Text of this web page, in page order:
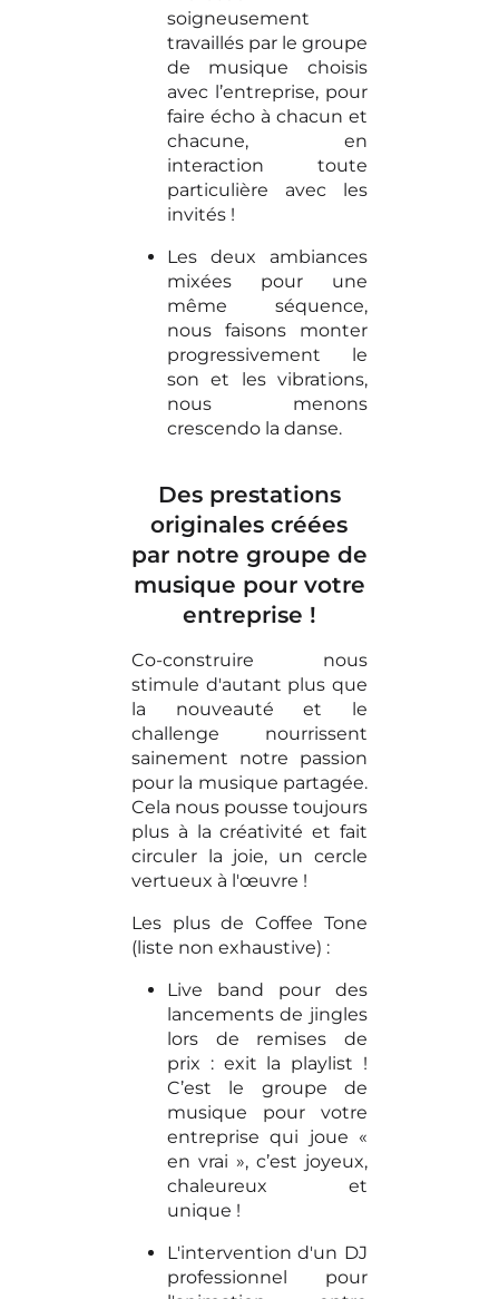
soigneusement
travaillés par le groupe
de musique choisis
avec l’entreprise, pour
faire écho à chacun et
chacune, en
interaction toute
particulière avec les
invités !
Les deux ambiances
mixées pour une
même séquence,
nous faisons monter
progressivement le
son et les vibrations,
nous menons
crescendo la danse.
Des prestations
originales créées
par notre groupe de
musique pour votre
entreprise !
Co-construire nous
stimule d'autant plus que
la nouveauté et le
challenge nourrissent
sainement notre passion
pour la musique partagée.
Cela nous pousse toujours
plus à la créativité et fait
circuler la joie, un cercle
vertueux à l'œuvre !
Les plus de Coffee Tone
(liste non exhaustive) :
Live band pour des
lancements de jingles
lors de remises de
prix : exit la playlist !
C’est le groupe de
musique pour votre
entreprise qui joue «
en vrai », c’est joyeux,
chaleureux et
unique !
L'intervention d'un DJ
professionnel pour